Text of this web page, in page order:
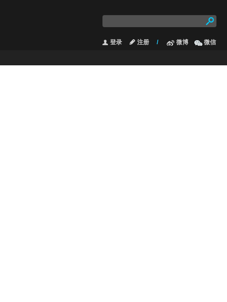
登录 注册 / 微博 微信